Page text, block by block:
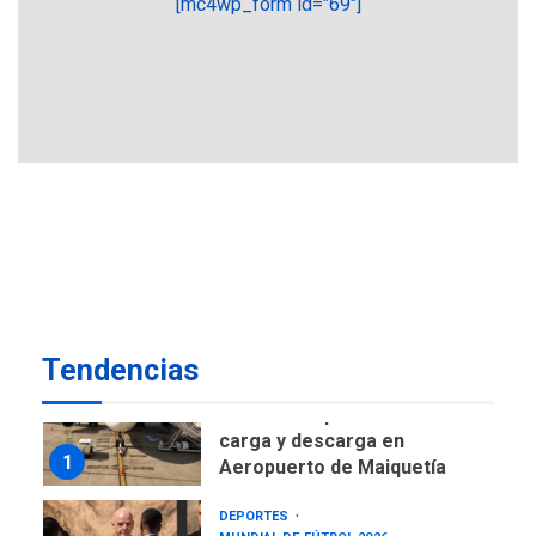
Tendencias
ÚLTIMA HORA
DESTACADOS
NACIONALES
1
carga y descarga en
Aeropuerto de Maiquetía
DEPORTES